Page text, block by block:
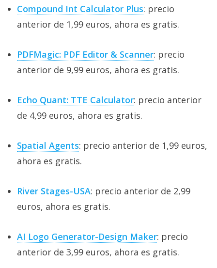
Compound Int Calculator Plus: precio
anterior de 1,99 euros, ahora es gratis.
PDFMagic: PDF Editor & Scanner: precio
anterior de 9,99 euros, ahora es gratis.
Echo Quant: TTE Calculator: precio anterior
de 4,99 euros, ahora es gratis.
Spatial Agents: precio anterior de 1,99 euros,
ahora es gratis.
River Stages-USA: precio anterior de 2,99
euros, ahora es gratis.
AI Logo Generator-Design Maker: precio
anterior de 3,99 euros, ahora es gratis.